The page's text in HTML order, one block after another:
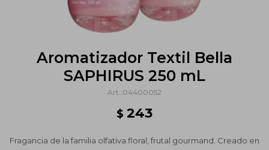
Aromatizador Textil Bella
SAPHIRUS 250 mL
04400052
$ 243
Fragancia de la familia olfativa floral, frutal gourmand. Creado en